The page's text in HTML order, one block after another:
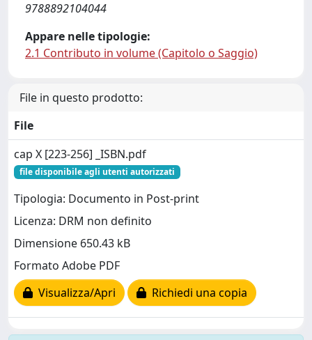
9788892104044
Appare nelle tipologie:
2.1 Contributo in volume (Capitolo o Saggio)
File in questo prodotto:
File
cap X [223-256] _ISBN.pdf
file disponibile agli utenti autorizzati
Tipologia: Documento in Post-print
Licenza: DRM non definito
Dimensione 650.43 kB
Formato Adobe PDF
Visualizza/Apri
Richiedi una copia